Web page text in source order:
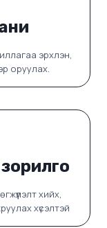
эрхлэн,
оруулах.
хийх,
хүсэлтэй